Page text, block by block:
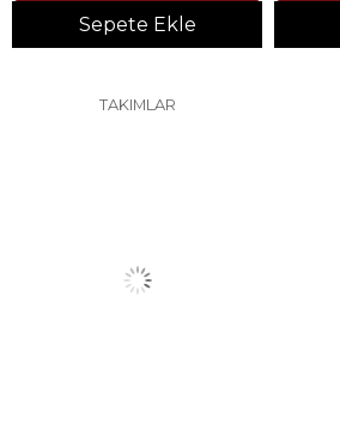
Sepete Ekle
TAKIMLAR